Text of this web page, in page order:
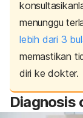
menunggu
lebih dari 3
memastikan
diri ke dokter.
Diagnosis